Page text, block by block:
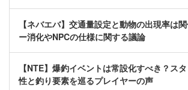
【ネバエバ】交通量設定と動物の出現率は
ー消化やNPCの仕様に関する議論
【NTE】爆釣イベントは常設化すべき？ス
性と釣り要素を巡るプレイヤーの声